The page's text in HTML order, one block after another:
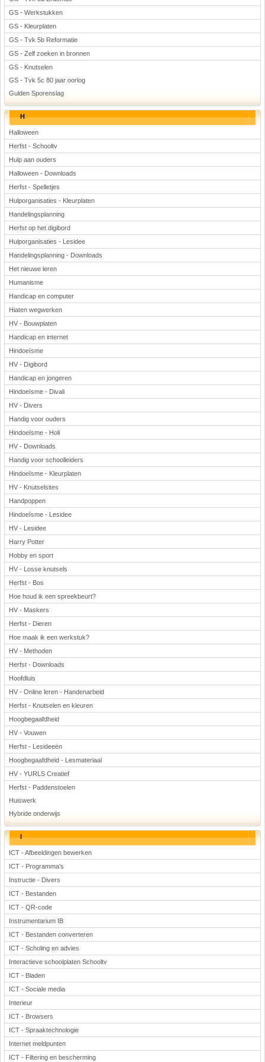
GS - Werkstukken
GS - Kleurplaten
GS - Tvk 5b Reformatie
GS - Zelf zoeken in bronnen
GS - Knutselen
GS - Tvk 5c 80 jaar oorlog
Gulden Sporenslag
H
Halloween
Herfst - Schooltv
Hulp aan ouders
Halloween - Downloads
Herfst - Spelletjes
Hulporganisaties - Kleurplaten
Handelingsplanning
Herfst op het digibord
Hulporganisaties - Lesidee
Handelingsplanning - Downloads
Het nieuwe leren
Humanisme
Handicap en computer
Hiaten wegwerken
HV - Bouwplaten
Handicap en internet
Hindoeïsme
HV - Digibord
Handicap en jongeren
Hindoeïsme - Divali
HV - Divers
Handig voor ouders
Hindoeïsme - Holi
HV - Downloads
Handig voor schoolleiders
Hindoeïsme - Kleurplaten
HV - Knutselsites
Handpoppen
Hindoeïsme - Lesidee
HV - Lesidee
Harry Potter
Hobby en sport
HV - Losse knutsels
Herfst - Bos
Hoe houd ik een spreekbeurt?
HV - Maskers
Herfst - Dieren
Hoe maak ik een werkstuk?
HV - Methoden
Herfst - Downloads
Hoofdluis
HV - Online leren - Handenarbeid
Herfst - Knutselen en kleuren
Hoogbegaafdheid
HV - Vouwen
Herfst - Lesideeën
Hoogbegaafdheid - Lesmateriaal
HV - YURLS Creatief
Herfst - Paddenstoelen
Huiswerk
Hybride onderwijs
I
ICT - Afbeeldingen bewerken
ICT - Programma's
Instructie - Divers
ICT - Bestanden
ICT - QR-code
Instrumentarium IB
ICT - Bestanden converteren
ICT - Scholing en advies
Interactieve schoolplaten Schooltv
ICT - Bladen
ICT - Sociale media
Interieur
ICT - Browsers
ICT - Spraaktechnologie
Internet meldpunten
ICT - Filtering en bescherming